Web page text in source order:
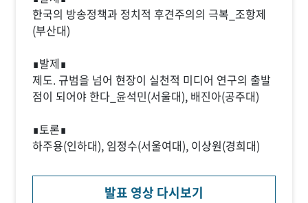
한국의 방송정책과 정치적 후견주의의 극복_조항제
(부산대)
∎발제∎
제도. 규범을 넘어 현장이 실천적 미디어 연구의 출발
점이 되어야 한다_윤석민(서울대), 배진아(공주대)
∎토론∎
하주용(인하대), 임정수(서울여대), 이상원(경희대)
발표 영상 다시보기